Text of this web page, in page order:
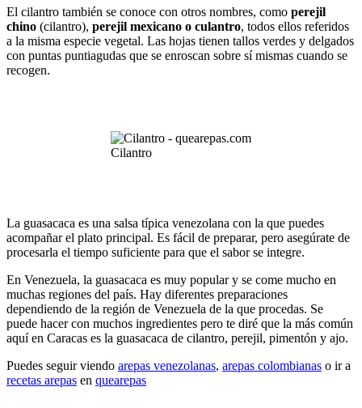
El cilantro también se conoce con otros nombres, como perejil
chino (cilantro), perejil mexicano o culantro, todos ellos referidos
a la misma especie vegetal. Las hojas tienen tallos verdes y delgados
con puntas puntiagudas que se enroscan sobre sí mismas cuando se
recogen.
Cilantro
La guasacaca es una salsa típica venezolana con la que puedes
acompañar el plato principal. Es fácil de preparar, pero asegúrate de
procesarla el tiempo suficiente para que el sabor se integre.
En Venezuela, la guasacaca es muy popular y se come mucho en
muchas regiones del país. Hay diferentes preparaciones
dependiendo de la región de Venezuela de la que procedas. Se
puede hacer con muchos ingredientes pero te diré que la más común
aquí en Caracas es la guasacaca de cilantro, perejil, pimentón y ajo.
Puedes seguir viendo arepas venezolanas, arepas colombianas o ir a
recetas arepas en quearepas